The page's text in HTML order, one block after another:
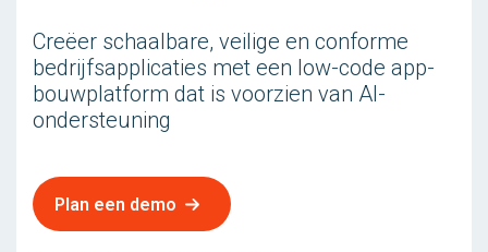
Creëer schaalbare, veilige en conforme
bedrijfsapplicaties met een low-code app-
bouwplatform dat is voorzien van AI-
ondersteuning
Plan een demo